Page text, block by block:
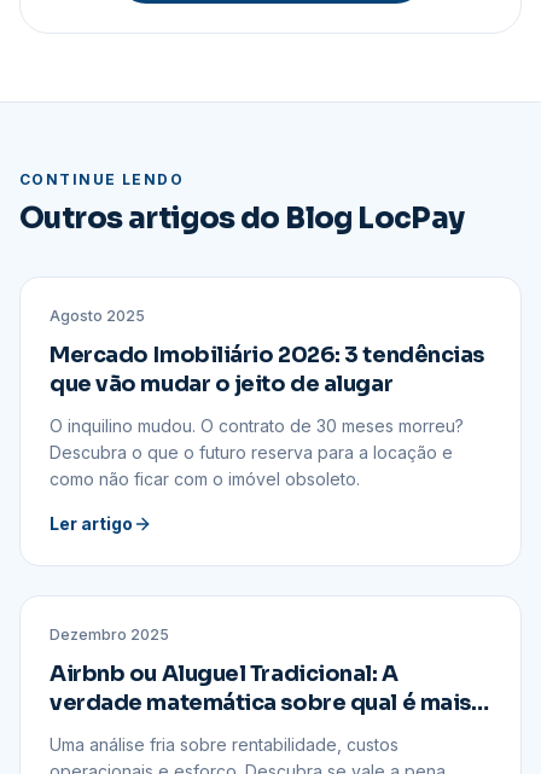
CONTINUE LENDO
Outros artigos do Blog LocPay
MERCADO
Agosto 2025
Mercado Imobiliário 2026: 3 tendências
que vão mudar o jeito de alugar
O inquilino mudou. O contrato de 30 meses morreu?
Descubra o que o futuro reserva para a locação e
como não ficar com o imóvel obsoleto.
Ler artigo
MERCADO
Dezembro 2025
Airbnb ou Aluguel Tradicional: A
verdade matemática sobre qual é mais
lucrativo
Uma análise fria sobre rentabilidade, custos